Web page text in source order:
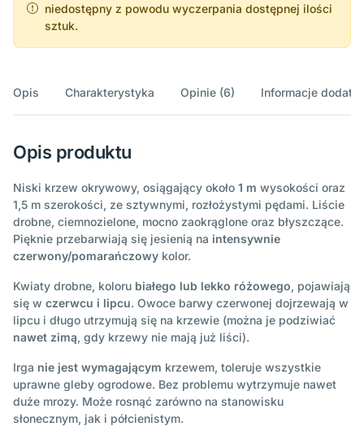
niedostępny z powodu wyczerpania dostępnej ilości
sztuk.
Opis Charakterystyka Opinie (6) Informacje
Opis produktu
Niski krzew okrywowy, osiągający około 1 m wysokości oraz
1,5 m szerokości, ze sztywnymi, rozłożystymi pędami. Liście
drobne, ciemnozielone, mocno zaokrąglone oraz błyszczące.
Pięknie przebarwiają się jesienią na intensywnie
czerwony/pomarańczowy kolor.
Kwiaty drobne, koloru białego lub lekko różowego, pojawiają
się w czerwcu i lipcu. Owoce barwy czerwonej dojrzewają w
lipcu i długo utrzymują się na krzewie (można je podziwiać
nawet zimą, gdy krzewy nie mają już liści).
Irga nie jest wymagającym krzewem, toleruje wszystkie
uprawne gleby ogrodowe. Bez problemu wytrzymuje nawet
duże mrozy. Może rosnąć zarówno na stanowisku
słonecznym, jak i półcienistym.